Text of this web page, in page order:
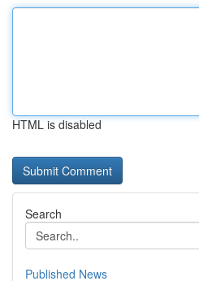
HTML is disabled
Search
Published News